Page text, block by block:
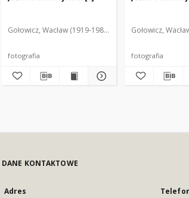
Gołowicz, Wacław (1919-1983). Fot.
fotografia
Gołowicz,
fotografia
DANE KONTAKTOWE
Adres